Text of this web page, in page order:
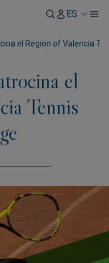
ES
el Region of Valencia
el
Tennis